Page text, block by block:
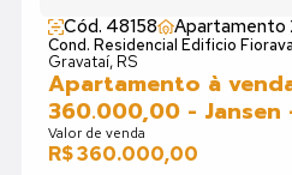
Cód. 48158 Apartamento
Cond. Residencial Edificio
Gravataí, RS
Apartamento à
360.000,00 - Jansen
Valor de venda
R$ 360.000,00